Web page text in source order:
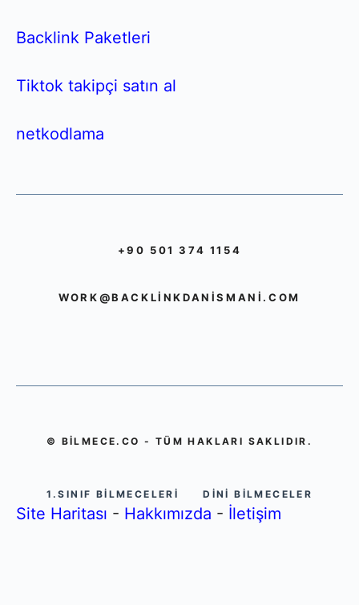
Backlink Paketleri
Tiktok takipçi satın al
netkodlama
+90 501 374 1154
WORK@BACKLINKDANISMANI.COM
© BILMECE.CO - TÜM HAKLARI SAKLIDIR.
1.SINIF BILMECELERI DINI BILMECELER
Site Haritası - Hakkımızda - İletişim